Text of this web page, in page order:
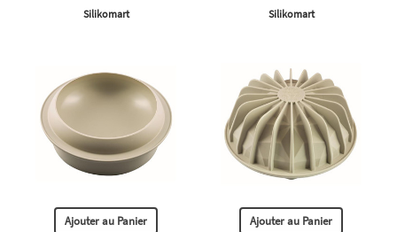
Silikomart Silikomart
Ajouter au Panier Ajouter au Panier